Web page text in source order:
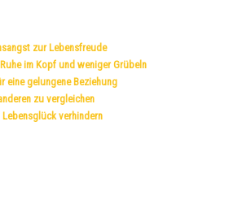
zur Lebensfreude
im Kopf und weniger Grübeln
eine gelungene Beziehung
zu vergleichen
verhindern